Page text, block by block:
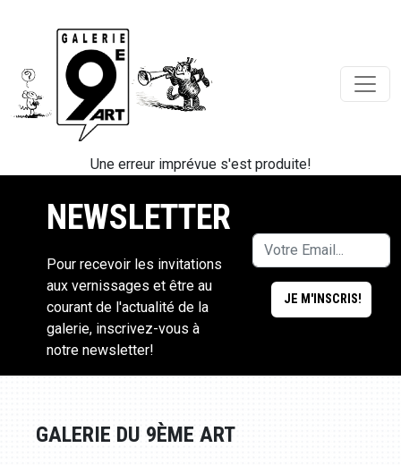
Une erreur imprévue s'est produite!
NEWSLETTER
Pour recevoir les invitations
aux vernissages et être au
courant de l'actualité de la
galerie, inscrivez-vous à
notre newsletter!
GALERIE DU 9ÈME ART